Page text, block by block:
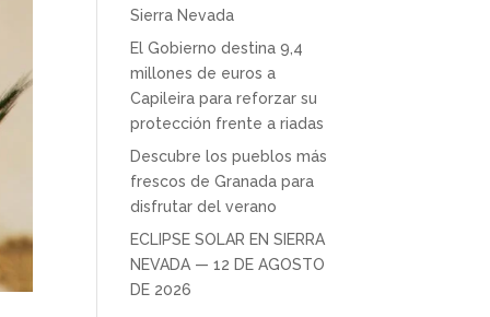
Sierra Nevada
El Gobierno destina 9,4
millones de euros a
Capileira para reforzar su
protección frente a riadas
Descubre los pueblos más
frescos de Granada para
disfrutar del verano
ECLIPSE SOLAR EN SIERRA
NEVADA — 12 DE AGOSTO
DE 2026